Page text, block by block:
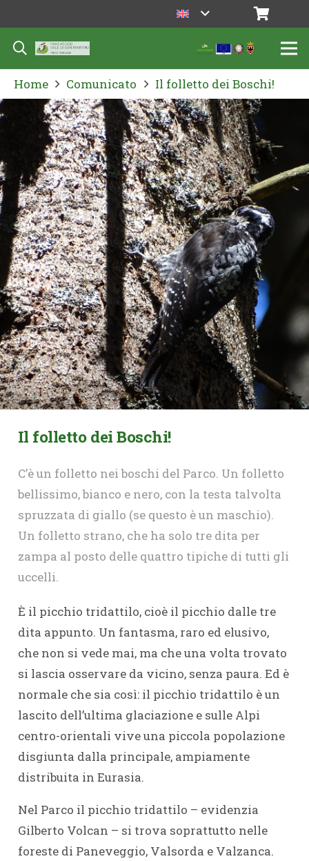
Home Comunicato Il folletto dei Boschi!
Il folletto dei Boschi!
C’è un folletto nei boschi del Parco. Un folletto
bellissimo, bianco e nero, con la testa talvolta
spruzzata di giallo (se questo è un maschio).
Un folletto strano, che ha solo tre dita per
zampa al posto delle quattro tipiche di tutti gli
uccelli.
È il picchio tridattilo, cioè il picchio dalle tre
dita appunto. Un fantasma, raro ed elusivo,
che non si vede mai, ma che una volta trovato
si lascia osservare da vicino, senza paura. Ed è
normale che sia così: il picchio tridattilo è un
lascito dell’ultima glaciazione e sulle Alpi
centro-orientali vive una piccola popolazione
disgiunta dalla principale, ampiamente
distribuita in Eurasia.
Nel Parco il picchio tridattilo – evidenzia
Gilberto Volcan – si trova soprattutto nelle
foreste di Paneveggio, Valsorda e Valzanca.